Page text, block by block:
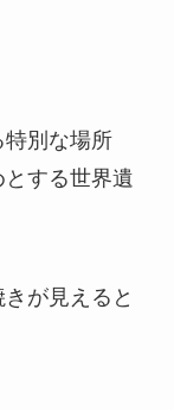
別な場所
する世界遺
が見えると